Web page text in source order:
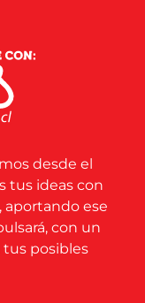
desde el
tus ideas con
aportando ese
con un
tus posibles